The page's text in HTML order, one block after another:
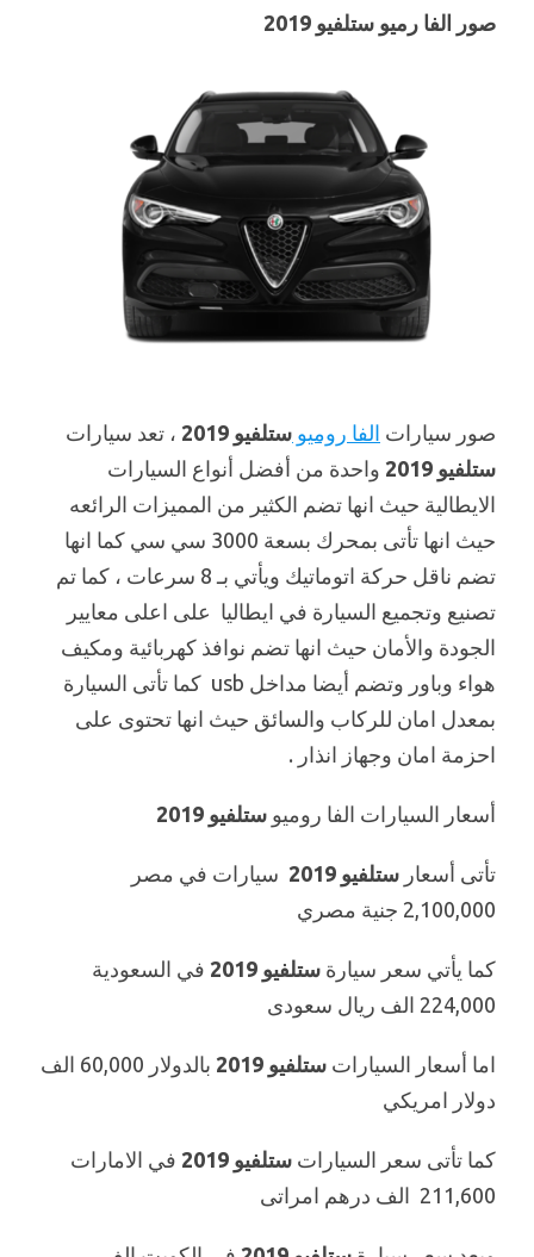
صور الفا رميو ستلفيو 2019
صور سيارات الفا روميو ستلفيو 2019
، تعد سيارات
ستلفيو 2019
واحدة من أفضل أنواع السيارات
الايطالية حيث انها تضم الكثير من المميزات الرائعه
حيث انها تأتى بمحرك بسعة 3000 سي سي كما انها
تضم ناقل حركة اتوماتيك ويأتي بـ 8 سرعات ، كما تم
تصنيع وتجميع السيارة في ايطاليا على اعلى معايير
الجودة والأمان حيث انها تضم نوافذ كهربائية ومكيف
هواء وباور وتضم أيضا مداخل usb كما تأتى السيارة
بمعدل امان للركاب والسائق حيث انها تحتوى على
احزمة امان وجهاز انذار .
أسعار السيارات الفا روميو ستلفيو 2019
تأتى أسعار ستلفيو 2019
سيارات في مصر
2,100,000 جنية مصري
كما يأتي سعر سيارة ستلفيو 2019
في السعودية
224,000 الف ريال سعودى
اما أسعار السيارات ستلفيو 2019
بالدولار 60,000 الف
دولار امريكي
كما تأتى سعر السيارات ستلفيو 2019
في الامارات
211,600 الف درهم امراتى